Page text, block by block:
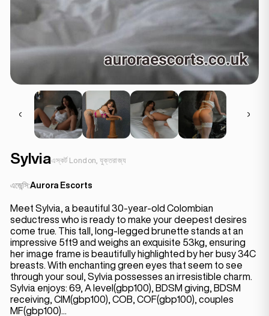
Sylviaএস্কর্ট London, যুক্তরাজ্য
এজেন্সি:Aurora Escorts
Meet Sylvia, a beautiful 30-year-old Colombian
seductress who is ready to make your deepest desires
come true. This tall, long-legged brunette stands at an
impressive 5ft9 and weighs an exquisite 53kg, ensuring
her image frame is beautifully highlighted by her busy 34C
breasts. With enchanting green eyes that seem to see
through your soul, Sylvia possesses an irresistible charm.
Sylvia enjoys: 69, A level(gbp100), BDSM giving, BDSM
receiving, CIM(gbp100), COB, COF(gbp100), couples
MF(gbp100)...